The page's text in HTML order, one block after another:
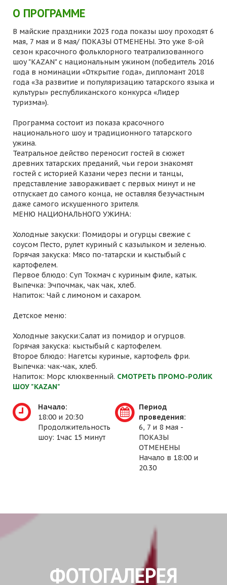
О ПРОГРАММЕ
В майские праздники 2023 года показы шоу проходят 6
мая, 7 мая и 8 мая/ ПОКАЗЫ ОТМЕНЕНЫ. Это уже 8-ой
сезон красочного фольклорного театрализованного
шоу "KAZAN" с национальным ужином (победитель 2016
года в номинации «Открытие года», дипломант 2018
года «За развитие и популяризацию татарского языка и
культуры» республиканского конкурса «Лидер
туризма»).
Программа состоит из показа красочного
национального шоу и традиционного татарского
ужина.
Театральное действо переносит гостей в сюжет
древних татарских преданий, чьи герои знакомят
гостей с историей Казани через песни и танцы,
представление завораживает с первых минут и не
отпускает до самого конца, не оставляя безучастным
даже самого искушенного зрителя.
МЕНЮ НАЦИОНАЛЬНОГО УЖИНА:
Холодные закуски: Помидоры и огурцы свежие с
соусом Песто, рулет куриный с казылыком и зеленью.
Горячая закуска: Мясо по-татарски и кыстыбый с
картофелем.
Первое блюдо: Суп Токмач с куриным филе, катык.
Выпечка: Эчпочмак, чак чак, хлеб.
Напиток: Чай с лимоном и сахаром.
Детское меню:
Холодные закуски:Салат из помидор и огурцов.
Горячая закуска: кыстыбый с картофелем.
Второе блюдо: Нагетсы куриные, картофель фри.
Выпечка: чак-чак, хлеб.
Напиток: Морс клюквенный. СМОТРЕТЬ ПРОМО-РОЛИК
ШОУ "KAZAN"
Начало:
18:00 и 20:30
Продолжительность
шоу: 1час 15 минут
Период
проведения:
6, 7 и 8 мая -
ПОКАЗЫ
ОТМЕНЕНЫ
Начало в 18:00 и
20.30
ФОТОГАЛЕРЕЯ